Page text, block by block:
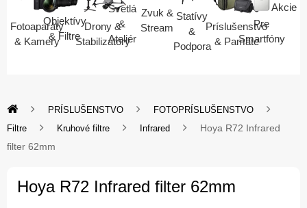
Fotoaparáty
& Kamery
Objektívy
& Filtre
Drony &
Stabilizátory
Svetlá
&
Ateliér
Zvuk &
Stream
Statívy
&
Podpora
Príslušenstvo
& Pamäte
Pre
Smartfóny
Akcie
PRÍSLUŠENSTVO
FOTOPRÍSLUŠENSTVO
Filtre
Kruhové filtre Infrared
Hoya R72 Infrared
filter 62mm
Hoya R72 Infrared filter 62mm